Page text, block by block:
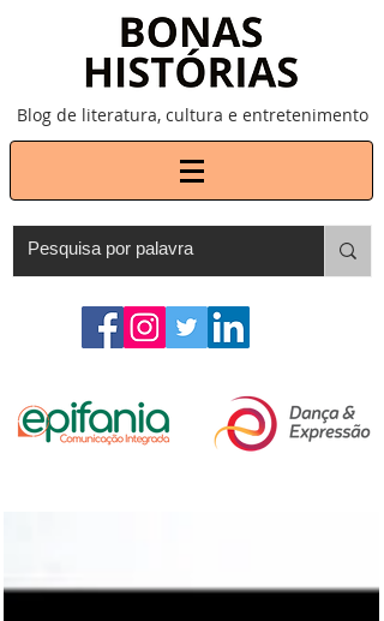
Blog de literatura, cultura e entretenimento